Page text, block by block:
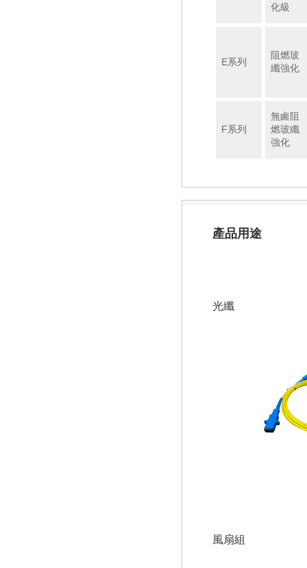
化級
E系列
阻燃玻
纖強化
F系列
無鹵阻
燃玻纖
強化
產品用途
光纖
風扇